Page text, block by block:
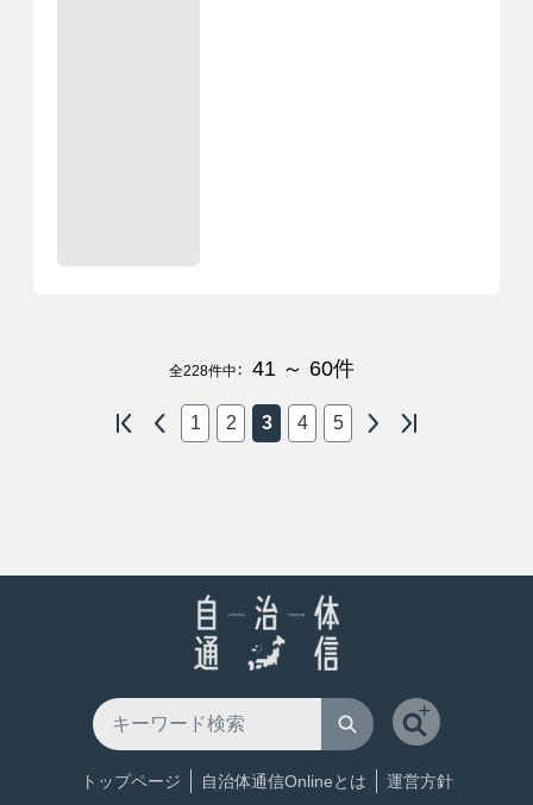
全228件中： 41 ～ 60件
1 2 3 4 5
トップページ 自治体通信Onlineとは 運営方針